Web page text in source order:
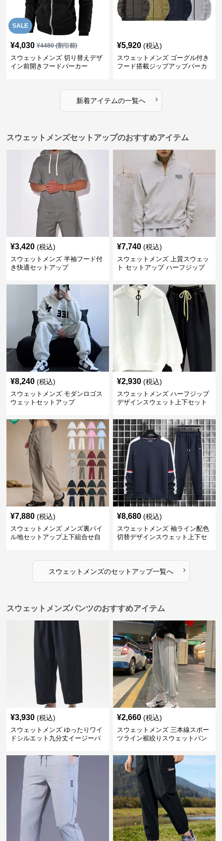
SALE
¥4,030 ¥4480(割引前)
スウェットメンズ 切り替えデザ
イン前開きフードパーカー
¥5,920 (税込)
スウェットメンズ ゴーグル付き
フード搭載ジップアップパーカ
新着アイテムの一覧へ ›
スウェットメンズセットアップのおすすめアイテム
¥3,420 (税込)
スウェットメンズ 半袖フード付
き快適セットアップ
¥7,740 (税込)
スウェットメンズ 上質スウェッ
ト セットアップ ハーフジップ
¥8,240 (税込)
スウェットメンズ モダンロゴス
ウェットセットアップ
¥2,930 (税込)
スウェットメンズ ハーフジップ
デザインスウェット上下セット
¥7,880 (税込)
スウェットメンズ メンズ裏パイ
ル地セットアップ上下組合せ自
¥8,680 (税込)
スウェットメンズ 袖ライン配色
切替デザインスウェット上下セ
スウェットメンズのセットアップ一覧へ ›
スウェットメンズパンツのおすすめアイテム
¥3,930 (税込)
スウェットメンズ ゆったりワイ
ドシルエット九分丈イージーパ
¥2,660 (税込)
スウェットメンズ 三本線スポー
ツライン裾絞りスウェットパン